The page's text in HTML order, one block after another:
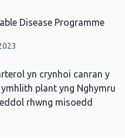
Disease Programme
yn crynhoi canran y
plant yng Nghymru
rhwng misoedd